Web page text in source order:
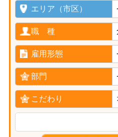
エリア（市区）
職 種
雇用形態
部門
こだわり